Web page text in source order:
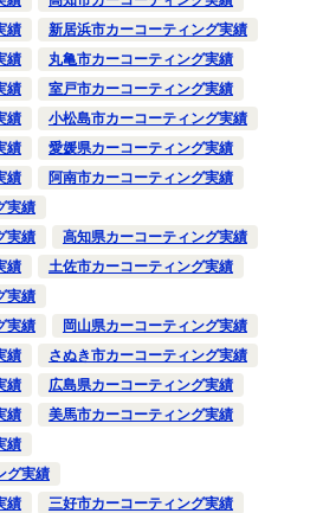
績
新居浜市カーコーティング実績
績
丸亀市カーコーティング実績
績
室戸市カーコーティング実績
績
小松島市カーコーティング実績
績
愛媛県カーコーティング実績
績
阿南市カーコーティング実績
実績
実績
高知県カーコーティング実績
績
土佐市カーコーティング実績
実績
実績
岡山県カーコーティング実績
績
さぬき市カーコーティング実績
績
広島県カーコーティング実績
績
美馬市カーコーティング実績
績
グ実績
績
三好市カーコーティング実績